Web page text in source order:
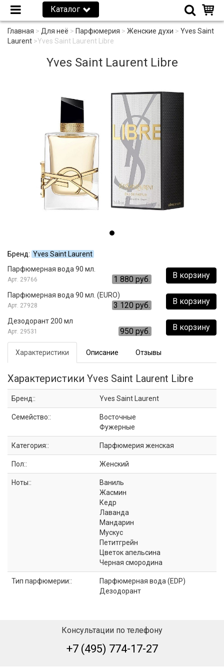
Каталог
Главная > Для неё > Парфюмерия > Женские духи > Yves Saint
Laurent >Yves Saint Laurent Libre
Yves Saint Laurent Libre
Бренд: Yves Saint Laurent
В корзину
Парфюмерная вода 90 мл.
29766 1 880 руб.
В корзину
Парфюмерная вода 90 мл. (EURO)
27928 3 120 руб.
В корзину
Дезодорант 200 мл
29531 950 руб.
Характеристики Описание Отзывы
Характеристики Yves Saint Laurent Libre
Бренд:: Yves Saint Laurent
Семейство::
Восточные
Фужерные
Категория:: Парфюмерия женская
Пол:: Женский
Ноты::
Ваниль
Жасмин
Кедр
Лаванда
Мандарин
Мускус
Петитгрейн
Цветок апельсина
Черная смородина
Тип парфюмерии::
Парфюмерная вода (EDP)
Дезодорант
Консультации по телефону
+7 (495) 774-17-27